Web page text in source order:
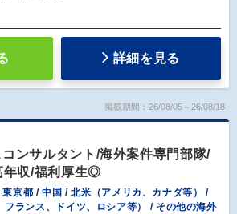
詳細を見る
掲載期間：26/08/05～26/08/18
ンサルタント/海外案件専門部隊/
年収/福利厚生◎
東京都 / 中国 / 北米（アメリカ、カナダ等） /
フランス、ドイツ、ロシア等） / その他の海外